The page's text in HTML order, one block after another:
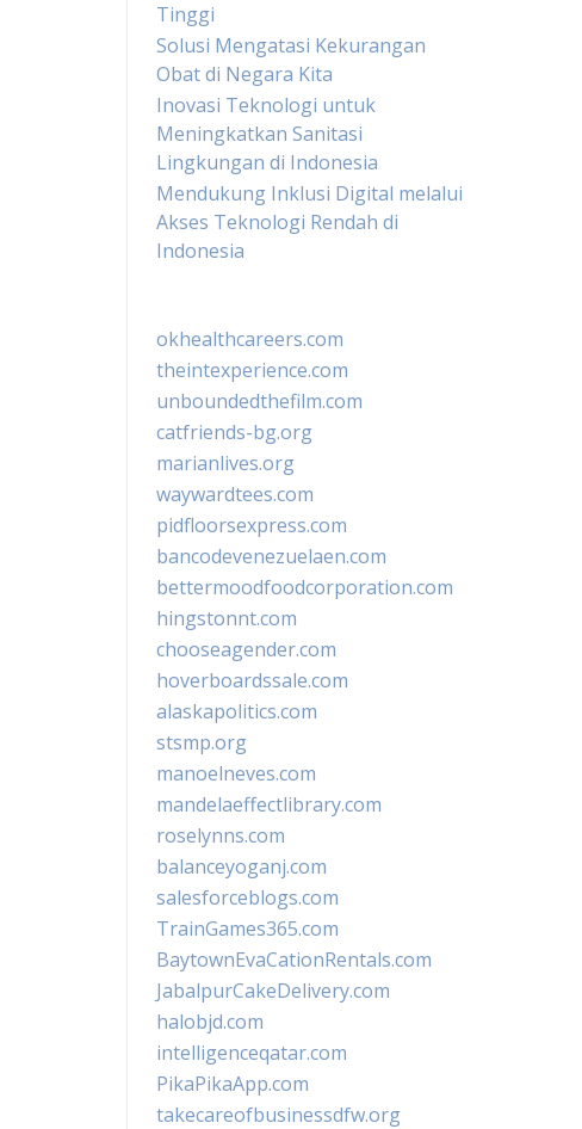
Tinggi
Solusi Mengatasi Kekurangan
Obat di Negara Kita
Inovasi Teknologi untuk
Meningkatkan Sanitasi
Lingkungan di Indonesia
Mendukung Inklusi Digital melalui
Akses Teknologi Rendah di
Indonesia
okhealthcareers.com
theintexperience.com
unboundedthefilm.com
catfriends-bg.org
marianlives.org
waywardtees.com
pidfloorsexpress.com
bancodevenezuelaen.com
bettermoodfoodcorporation.com
hingstonnt.com
chooseagender.com
hoverboardssale.com
alaskapolitics.com
stsmp.org
manoelneves.com
mandelaeffectlibrary.com
roselynns.com
balanceyoganj.com
salesforceblogs.com
TrainGames365.com
BaytownEvaCationRentals.com
JabalpurCakeDelivery.com
halobjd.com
intelligenceqatar.com
PikaPikaApp.com
takecareofbusinessdfw.org